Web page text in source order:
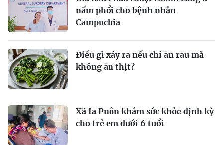
nấm phổi cho bệnh nhân
Campuchia
Điều gì xảy ra nếu chỉ ăn rau mà
không ăn thịt?
Xã Ia Pnôn khám sức khỏe định kỳ
cho trẻ em dưới 6 tuổi